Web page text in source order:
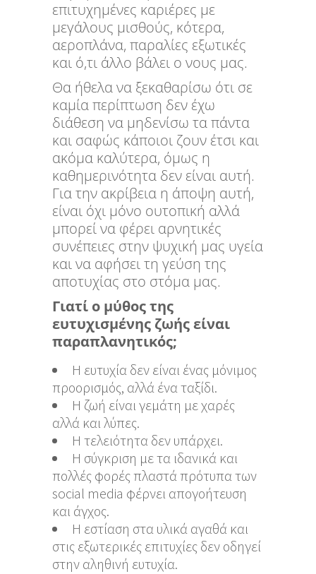
επιτυχημένες καριέρες με
μεγάλους μισθούς, κότερα,
αεροπλάνα, παραλίες εξωτικές
και ό,τι άλλο βάλει ο νους μας.
Θα ήθελα να ξεκαθαρίσω ότι σε
καμία περίπτωση δεν έχω
διάθεση να μηδενίσω τα πάντα
και σαφώς κάποιοι ζουν έτσι και
ακόμα καλύτερα, όμως η
καθημερινότητα δεν είναι αυτή.
Για την ακρίβεια η άποψη αυτή,
είναι όχι μόνο ουτοπική αλλά
μπορεί να φέρει αρνητικές
συνέπειες στην ψυχική μας υγεία
και να αφήσει τη γεύση της
αποτυχίας στο στόμα μας.
Γιατί ο μύθος της
ευτυχισμένης ζωής είναι
παραπλανητικός;
Η ευτυχία δεν είναι ένας μόνιμος
προορισμός, αλλά ένα ταξίδι.
Η ζωή είναι γεμάτη με χαρές
αλλά και λύπες.
Η τελειότητα δεν υπάρχει.
Η σύγκριση με τα ιδανικά και
πολλές φορές πλαστά πρότυπα των
social media φέρνει απογοήτευση
και άγχος.
Η εστίαση στα υλικά αγαθά και
στις εξωτερικές επιτυχίες δεν οδηγεί
στην αληθινή ευτυχία.